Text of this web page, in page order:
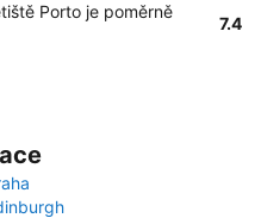
Porto je poměrně
7.4